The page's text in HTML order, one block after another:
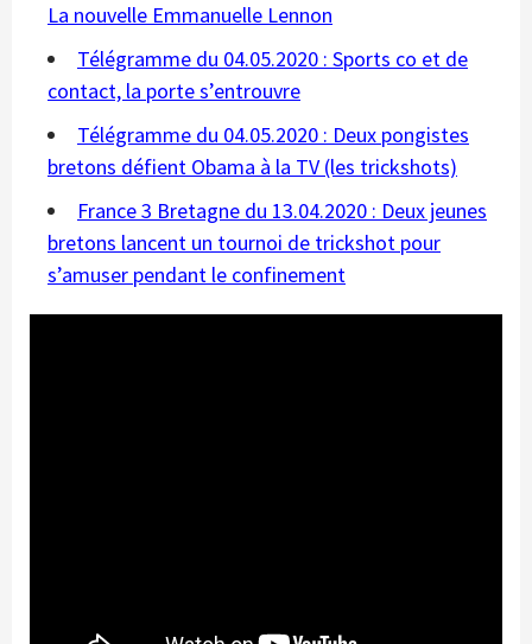
La nouvelle Emmanuelle Lennon
Télégramme du 04.05.2020 : Sports co et de
contact, la porte s’entrouvre
Télégramme du 04.05.2020 : Deux pongistes
bretons défient Obama à la TV (les trickshots)
France 3 Bretagne du 13.04.2020 : Deux jeunes
bretons lancent un tournoi de trickshot pour
s’amuser pendant le confinement